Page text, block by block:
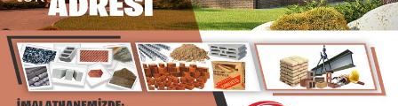
Ana Sayfa ASAYİŞ